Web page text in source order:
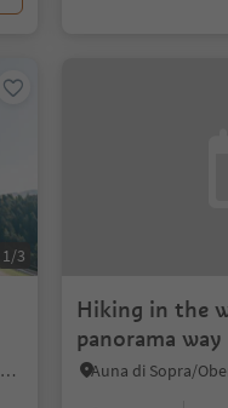
1/3
Hafling Dorf/Avelengo Paese, Hafling/Avelengo, Meran/Merano and environs
Hiking in the
panorama way